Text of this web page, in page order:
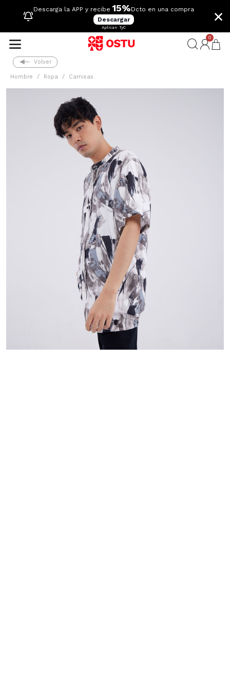
Descarga la APP y recibe 15%Dcto en una compra
Descargar
Aplican TyC
×
0
Volver
Hombre Ropa Camisas